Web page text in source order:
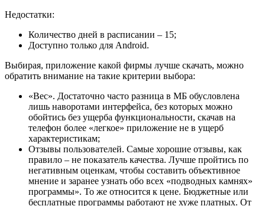
Недостатки:
Количество дней в расписании – 15;
Доступно только для Android.
Выбирая, приложение какой фирмы лучше скачать, можно
обратить внимание на такие критерии выбора:
«Вес». Достаточно часто разница в МБ обусловлена
лишь наворотами интерфейса, без которых можно
обойтись без ущерба функциональности, скачав на
телефон более «легкое» приложение не в ущерб
характеристикам;
Отзывы пользователей. Самые хорошие отзывы, как
правило – не показатель качества. Лучше пройтись по
негативным оценкам, чтобы составить объективное
мнение и заранее узнать обо всех «подводных камнях»
программы». То же относится к цене. Бюджетные или
бесплатные программы работают не хуже платных. От